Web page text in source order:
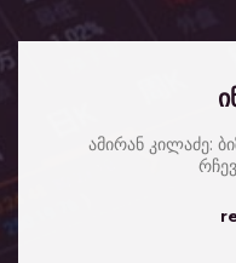
ამირან კილაძე: